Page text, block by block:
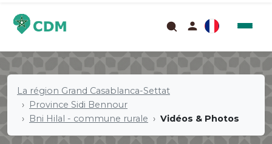
La région Grand Casablanca-Settat
Province Sidi Bennour
Bni Hilal - commune rurale
Vidéos & Photos